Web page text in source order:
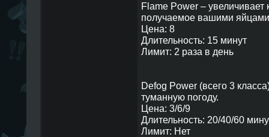
Flame Power – увеличивает
получаемое вашими
Цена: 8
Длительность: 15 минут
Лимит: 2 раза в день
Defog Power (всего 3
туманную погоду.
Цена: 3/6/9
Длительность: 20/40/60
Лимит: Нет